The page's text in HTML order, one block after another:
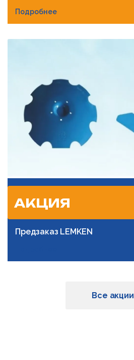
Подробнее
АКЦИЯ
Предзаказ LEMKEN
Все акции